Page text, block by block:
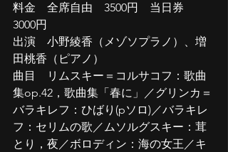
料金　全席自由　3500円　当日券
3000円
出演　小野綾香（メゾソプラノ）、増
田桃香（ピアノ）
曲目　リムスキー＝コルサコフ：歌曲
集op.42，歌曲集「春に」／グリンカ＝
バラキレフ：ひばり(pソロ)／バラキレ
フ：セリムの歌／ムソルグスキー：茸
とり，夜／ボロディン：海の女王／キ